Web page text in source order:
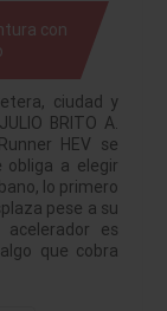
con
ciudad y
BRITO A.
HEV se
a elegir
lo primero
pese a su
es
que cobra